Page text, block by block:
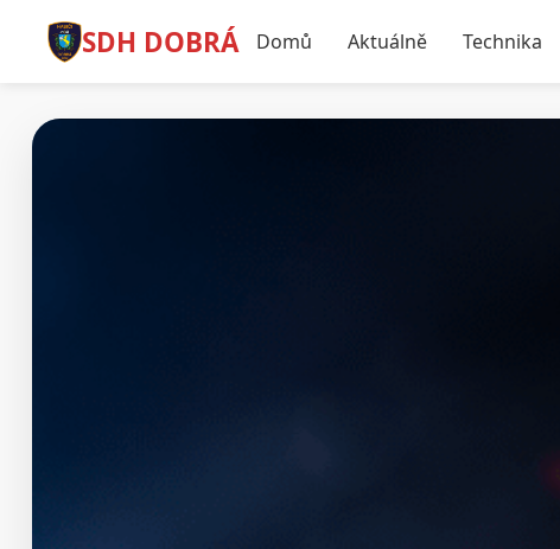
SDH DOBRÁ Domů Aktuálně Technika